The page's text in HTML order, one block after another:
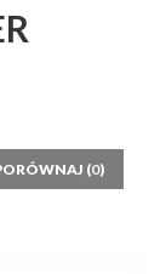
(0)